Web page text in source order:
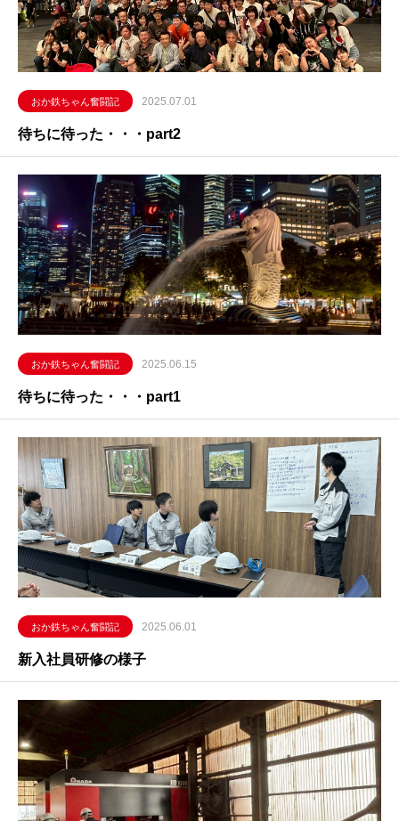
おか鉄ちゃん奮闘記 2025.07.01
待ちに待った・・・part2
おか鉄ちゃん奮闘記 2025.06.15
待ちに待った・・・part1
おか鉄ちゃん奮闘記 2025.06.01
新入社員研修の様子